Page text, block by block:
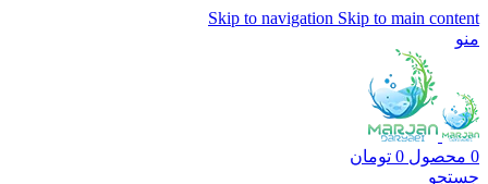
Skip to navigation Skip to main content
منو
0 محصول 0 تومان
جستجو